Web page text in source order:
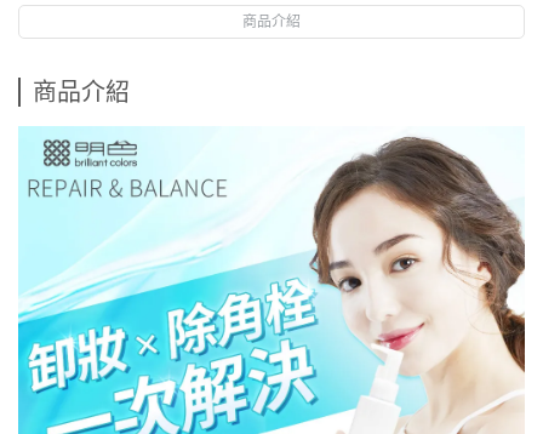
商品介紹
商品介紹